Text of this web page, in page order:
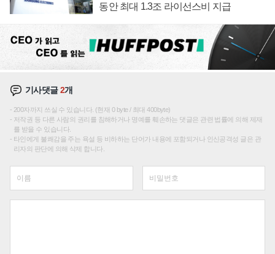
동안 최대 1.3조 라이선스비 지급
기사댓글2개
200자까지 쓰실 수 있습니다. (현재 0 byte / 최대 400byte)
저작권 등 다른 사람의 권리를 침해하거나 명예를 훼손하는 댓글은 관련 법률에 의해 제재
를 받을 수 있습니다.
타인에게 불쾌감을 주는 욕설 등 비하하는 단어가 내용에 포함되거나 인신공격성 글은 관
리자의 판단에 의해 삭제 합니다.